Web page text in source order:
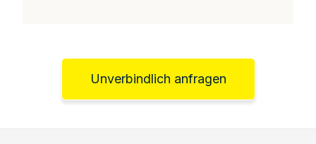
Unverbindlich anfragen